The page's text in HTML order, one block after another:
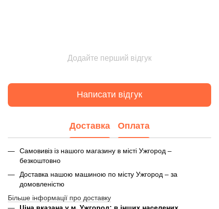
Додайте перший відгук
Написати відгук
Доставка Оплата
Самовивіз із нашого магазину в місті Ужгород –
безкоштовно
Доставка нашою машиною по місту Ужгород – за
домовленістю
Більше інформації про доставку